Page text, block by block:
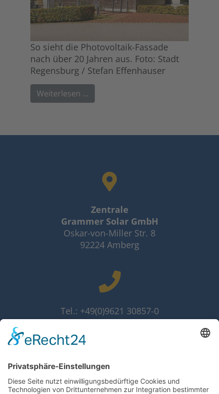
So sieht die Photovoltaik-Fassade
nach über 20 Jahren aus. Foto: Stadt
Regensburg / Stefan Effenhauser
Weiterlesen …
Zentrale
Grammer Solar GmbH
Oskar-von-Miller Str. 8
92224 Amberg
Tel.: +49(0)9621 30857-0
Fax: +49(0)9621 30857-10
info@grammer-solar.de